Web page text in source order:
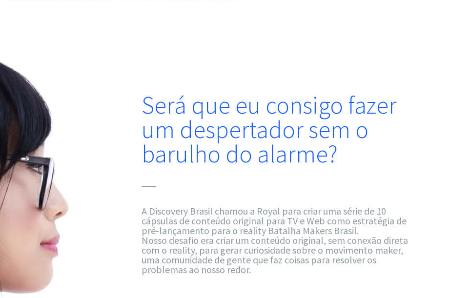
Será que eu consigo fazer
um despertador sem o
barulho do alarme?
A Discovery Brasil chamou a Royal para criar uma série de 10
cápsulas de conteúdo original para TV e Web como estratégia de
pré-lançamento para o reality Batalha Makers Brasil.
Nosso desafio era criar um conteúdo original, sem conexão direta
com o reality, para gerar curiosidade sobre o movimento maker,
uma comunidade de gente que faz coisas para resolver os
problemas ao nosso redor.